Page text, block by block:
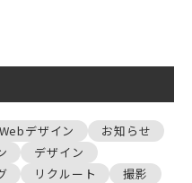
Webデザイン
お知らせ
デザイン
リクルート
撮影